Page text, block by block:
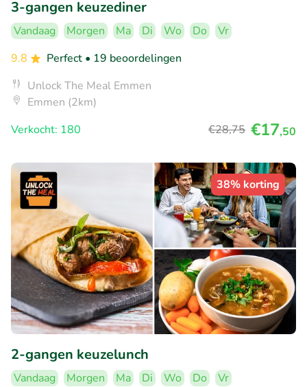
3-gangen keuzediner
Vandaag Morgen Ma Di Wo Do
Vr
9.8
Perfect • 19 beoordelingen
Unlock The Meal Emmen
Emmen (2km)
Verkocht: 180
€28,75 €17,50
38% korting
2-gangen keuzelunch
Vandaag Morgen Ma Di Wo Do
Vr